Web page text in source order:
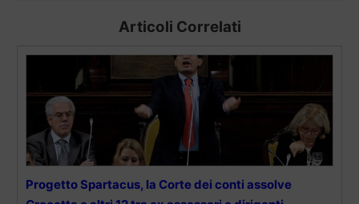
Articoli Correlati
Progetto Spartacus, la Corte dei conti assolve